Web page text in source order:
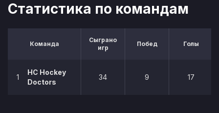
Статистика по командам
Команда
Сыграно
игр
Побед Голы
1
HC Hockey
Doctors
34 9 17